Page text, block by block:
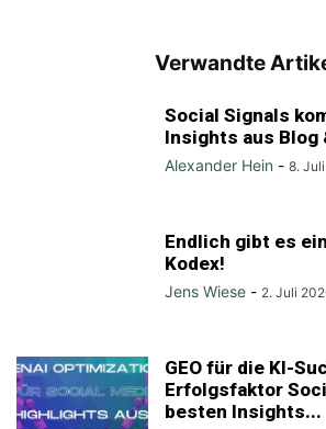
Verwandte
Social Signals
Insights aus Blog
Alexander Hein - 8.
Endlich gibt es
Kodex!
Jens Wiese - 2. Juli
GEO für die KI-
Erfolgsfaktor
besten Insights...